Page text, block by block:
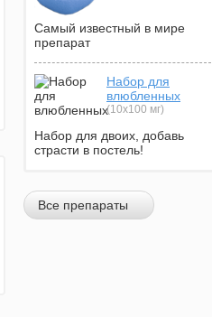
Самый известный в мире
препарат
Набор для
влюбленных
(10х100 мг)
Набор для двоих, добавь
страсти в постель!
Все препараты